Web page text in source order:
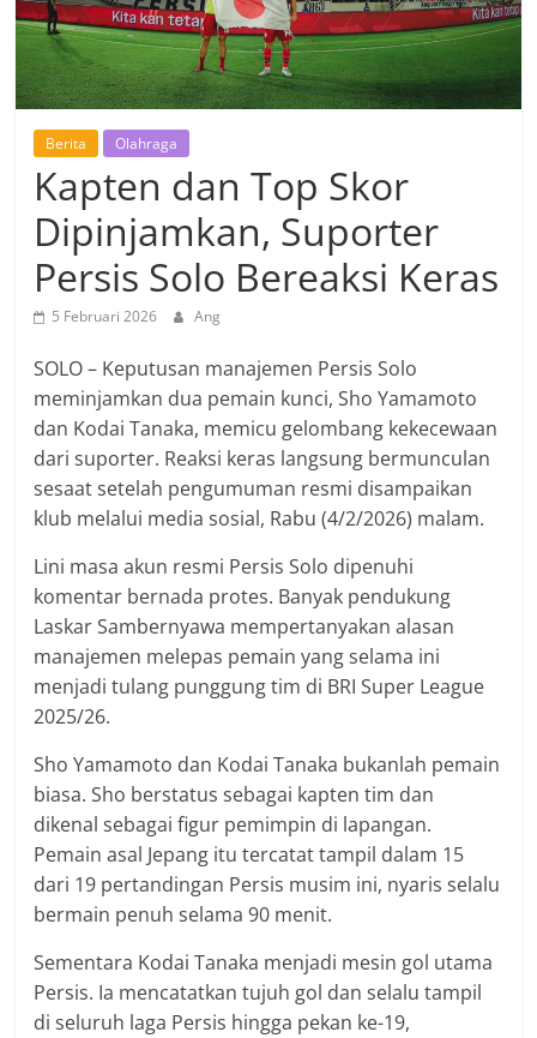
Berita Olahraga
Kapten dan Top Skor
Dipinjamkan, Suporter
Persis Solo Bereaksi Keras
5 Februari 2026 Ang
SOLO – Keputusan manajemen Persis Solo
meminjamkan dua pemain kunci, Sho Yamamoto
dan Kodai Tanaka, memicu gelombang kekecewaan
dari suporter. Reaksi keras langsung bermunculan
sesaat setelah pengumuman resmi disampaikan
klub melalui media sosial, Rabu (4/2/2026) malam.
Lini masa akun resmi Persis Solo dipenuhi
komentar bernada protes. Banyak pendukung
Laskar Sambernyawa mempertanyakan alasan
manajemen melepas pemain yang selama ini
menjadi tulang punggung tim di BRI Super League
2025/26.
Sho Yamamoto dan Kodai Tanaka bukanlah pemain
biasa. Sho berstatus sebagai kapten tim dan
dikenal sebagai figur pemimpin di lapangan.
Pemain asal Jepang itu tercatat tampil dalam 15
dari 19 pertandingan Persis musim ini, nyaris selalu
bermain penuh selama 90 menit.
Sementara Kodai Tanaka menjadi mesin gol utama
Persis. Ia mencatatkan tujuh gol dan selalu tampil
di seluruh laga Persis hingga pekan ke-19,